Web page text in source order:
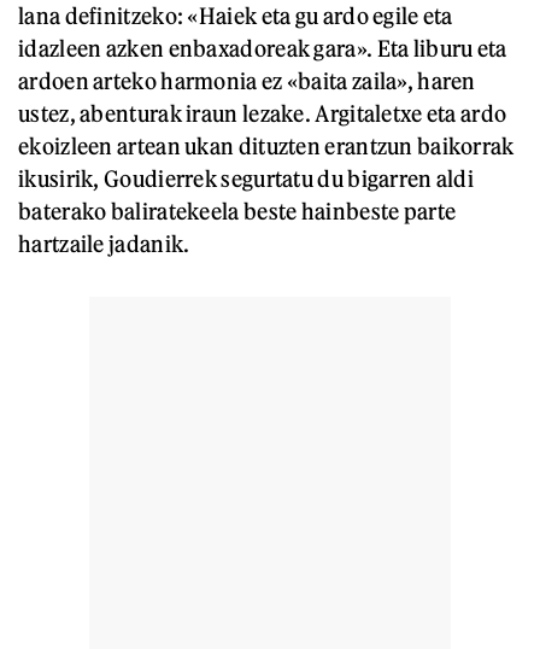
lana definitzeko: «Haiek eta gu ardo egile eta
idazleen azken enbaxadoreak gara». Eta liburu eta
ardoen arteko harmonia ez «baita zaila», haren
ustez, abenturak iraun lezake. Argitaletxe eta ardo
ekoizleen artean ukan dituzten erantzun baikorrak
ikusirik, Goudierrek segurtatu du bigarren aldi
baterako baliratekeela beste hainbeste parte
hartzaile jadanik.